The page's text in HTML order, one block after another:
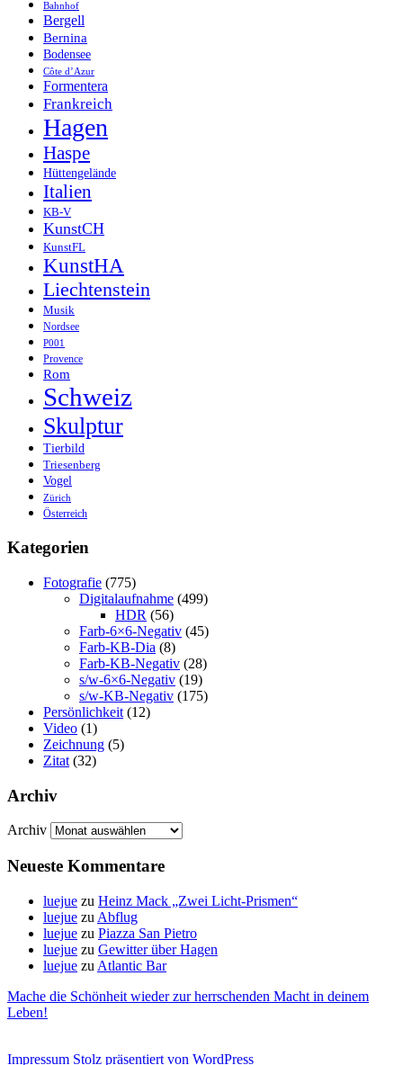
Bahnhof
Bergell
Bernina
Bodensee
Côte d’Azur
Formentera
Frankreich
Hagen
Haspe
Hüttengelände
Italien
KB-V
KunstCH
KunstFL
KunstHA
Liechtenstein
Musik
Nordsee
P001
Provence
Rom
Schweiz
Skulptur
Tierbild
Triesenberg
Vogel
Zürich
Österreich
Kategorien
Fotografie (775)
Digitalaufnahme (499)
HDR (56)
Farb-6×6-Negativ (45)
Farb-KB-Dia (8)
Farb-KB-Negativ (28)
s/w-6×6-Negativ (19)
s/w-KB-Negativ (175)
Persönlichkeit (12)
Video (1)
Zeichnung (5)
Zitat (32)
Archiv
Archiv
Neueste Kommentare
luejue zu Heinz Mack „Zwei Licht-Prismen“
luejue zu Abflug
luejue zu Piazza San Pietro
luejue zu Gewitter über Hagen
luejue zu Atlantic Bar
Mache die Schönheit wieder zur herrschenden Macht in deinem
Leben!
Impressum Stolz präsentiert von WordPress